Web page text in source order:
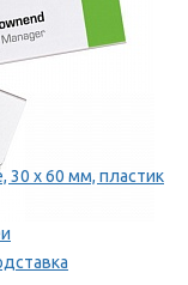
30 х 60 мм, пластик